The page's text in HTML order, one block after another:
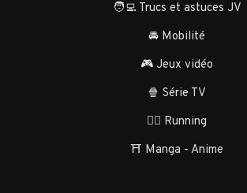
🧑‍💻 Trucs et astuces JV
🚘 Mobilité
🎮 Jeux vidéo
🍿 Série TV
🏃‍♂️ Running
⛩️ Manga - Anime